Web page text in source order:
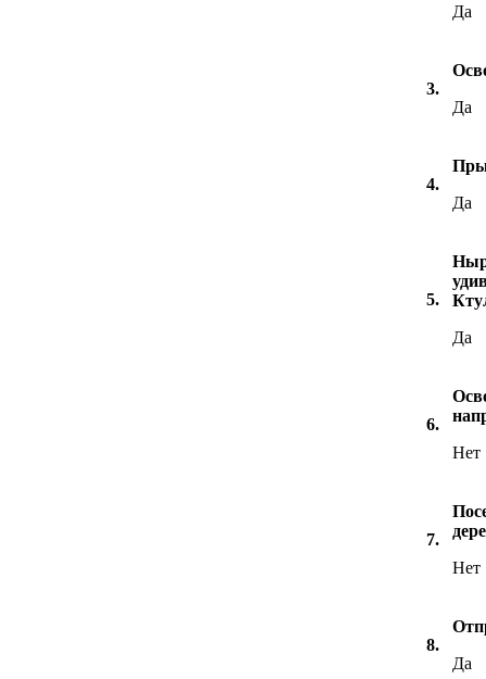
Да
3.
Да
4.
Да
5.
Да
6.
Нет
7.
Нет
8.
Да